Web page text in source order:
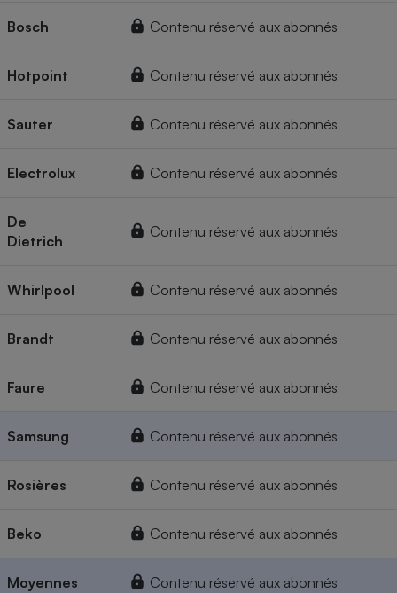
Bosch Contenu réservé aux abonnés
Hotpoint Contenu réservé aux abonnés
Sauter Contenu réservé aux abonnés
Electrolux Contenu réservé aux abonnés
De
Dietrich
Contenu réservé aux abonnés
Whirlpool Contenu réservé aux abonnés
Brandt Contenu réservé aux abonnés
Faure Contenu réservé aux abonnés
Samsung Contenu réservé aux abonnés
Rosières Contenu réservé aux abonnés
Beko Contenu réservé aux abonnés
Moyennes Contenu réservé aux abonnés